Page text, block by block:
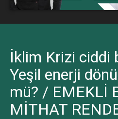
İklim Krizi ciddi
Yeşil enerji
mü? / EMEKLİ
MİTHAT